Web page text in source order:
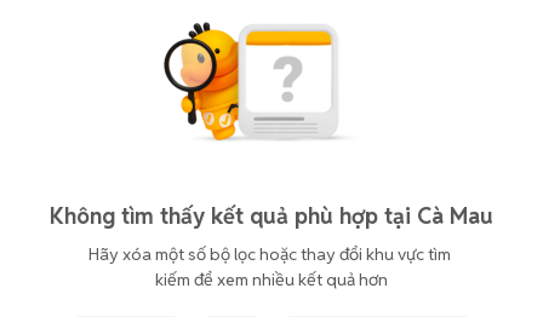
Không tìm thấy kết quả phù hợp tại Cà Mau
Hãy xóa một số bộ lọc hoặc thay đổi khu vực tìm
kiếm để xem nhiều kết quả hơn